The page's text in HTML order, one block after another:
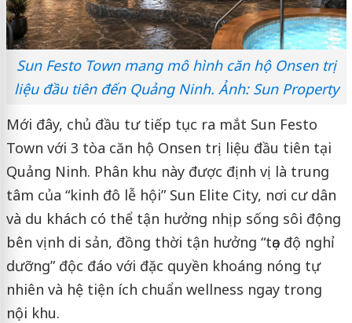
Sun Festo Town mang mô hình căn hộ Onsen trị
liệu đầu tiên đến Quảng Ninh. Ảnh: Sun Property
Mới đây, chủ đầu tư tiếp tục ra mắt Sun Festo
Town với 3 tòa căn hộ Onsen trị liệu đầu tiên tại
Quảng Ninh. Phân khu này được định vị là trung
tâm của “kinh đô lễ hội” Sun Elite City, nơi cư dân
và du khách có thể tận hưởng nhịp sống sôi động
bên vịnh di sản, đồng thời tận hưởng “tọa độ nghỉ
dưỡng” độc đáo với đặc quyền khoáng nóng tự
nhiên và hệ tiện ích chuẩn wellness ngay trong
nội khu.